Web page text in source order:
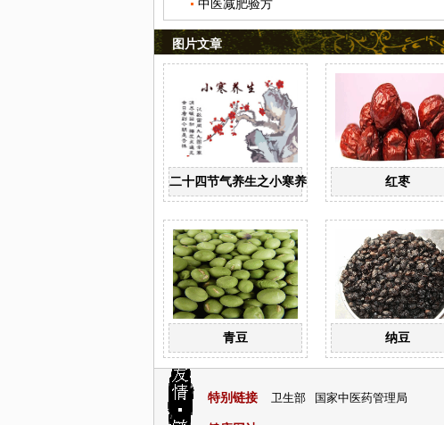
中医减肥验方
图片文章
二十四节气养生之小寒养生 红枣
青豆 纳豆
特别链接 卫生部 国家中医药管理局